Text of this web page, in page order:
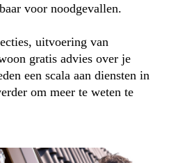
voor noodgevallen.
uitvoering van
gratis advies over je
een scala aan diensten in
om meer te weten te